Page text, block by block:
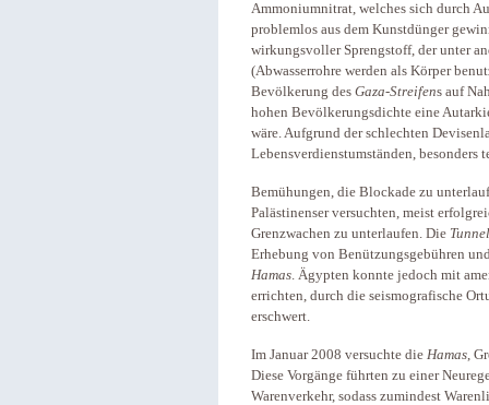
Ammoniumnitrat, welches sich durch
problemlos aus dem Kunstdünger
wirkungsvoller Sprengstoff, der unter
(Abwasserrohre werden als Körper
Bevölkerung des Gaza-Streifens auf
hohen Bevölkerungsdichte eine
wäre. Aufgrund der schlechten
Lebensverdienstumständen, besonders
Bemühungen, die Blockade zu
Palästinenser versuchten, meist
Grenzwachen zu unterlaufen. Die
Erhebung von Benützungsgebühren
Hamas. Ägypten konnte jedoch mit
errichten, durch die seismografische
erschwert.
Im Januar 2008 versuchte die Hamas,
Diese Vorgänge führten zu einer
Warenverkehr, sodass zumindest